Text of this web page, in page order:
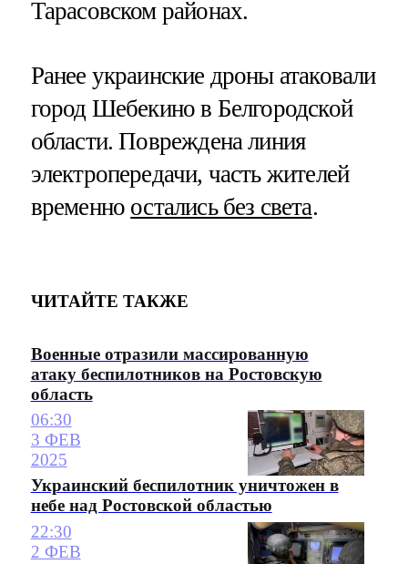
Тарасовском районах.
Ранее украинские дроны атаковали
город Шебекино в Белгородской
области. Повреждена линия
электропередачи, часть жителей
временно остались без света.
ЧИТАЙТЕ ТАКЖЕ
Военные отразили массированную
атаку беспилотников на Ростовскую
область
06:30
3 ФЕВ
2025
Украинский беспилотник уничтожен в
небе над Ростовской областью
22:30
2 ФЕВ